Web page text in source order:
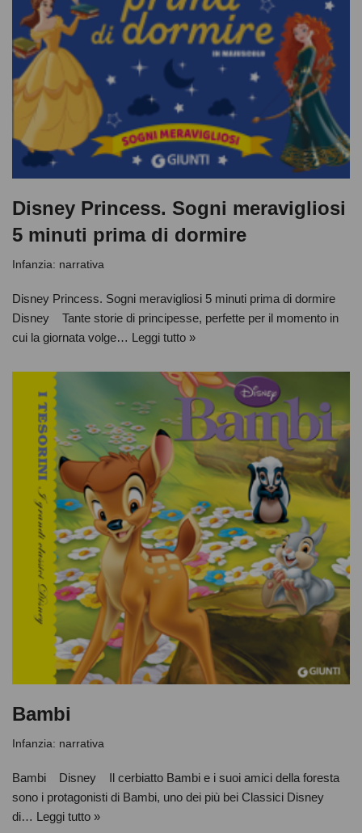
Disney Princess. Sogni meravigliosi
5 minuti prima di dormire
Infanzia: narrativa
Disney Princess. Sogni meravigliosi 5 minuti prima di dormire
Disney Tante storie di principesse, perfette per il momento in
cui la giornata volge… Leggi tutto »
Bambi
Infanzia: narrativa
Bambi Disney Il cerbiatto Bambi e i suoi amici della foresta
sono i protagonisti di Bambi, uno dei più bei Classici Disney
di… Leggi tutto »